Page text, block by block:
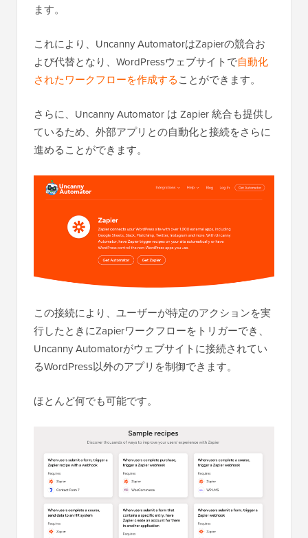
ます。
これにより、Uncanny AutomatorはZapierの競合お
よび代替となり、WordPressウェブサイトで自動化
されたワークフローを作成することができます。
さらに、Uncanny Automator は Zapier 統合も提供し
ているため、外部アプリとの自動化と接続をさらに
進めることができます。
この接続により、ユーザーが特定のアクションを実
行したときにZapierワークフローをトリガーでき、
Uncanny Automatorがウェブサイトに接続されてい
るWordPress以外のアプリを制御できます。
ほとんど何でも可能です。